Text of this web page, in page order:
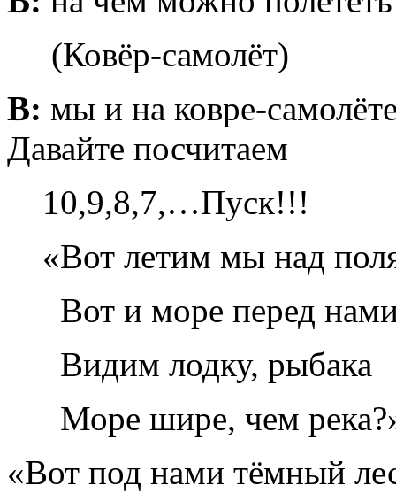
(Ковёр-самолёт)
В: мы и на ковре-
Давайте посчитаем
10,9,8,7,…Пуск!!!
«Вот летим мы над
Вот и море перед
Видим лодку, рыбака
Море шире, чем
«Вот под нами тёмный